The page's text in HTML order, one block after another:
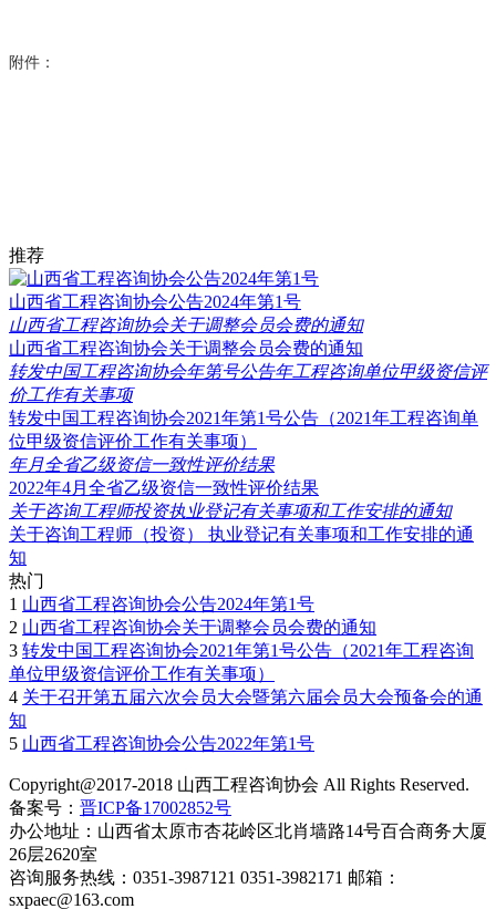
附件：
推荐
山西省工程咨询协会公告2024年第1号
山西省工程咨询协会关于调整会员会费的通知
山西省工程咨询协会关于调整会员会费的通知
转发中国工程咨询协会年第号公告年工程咨询单位甲级资信评
价工作有关事项
转发中国工程咨询协会2021年第1号公告（2021年工程咨询单
位甲级资信评价工作有关事项）
年月全省乙级资信一致性评价结果
2022年4月全省乙级资信一致性评价结果
关于咨询工程师投资执业登记有关事项和工作安排的通知
关于咨询工程师（投资） 执业登记有关事项和工作安排的通
知
热门
1 山西省工程咨询协会公告2024年第1号
2 山西省工程咨询协会关于调整会员会费的通知
3 转发中国工程咨询协会2021年第1号公告（2021年工程咨询
单位甲级资信评价工作有关事项）
4 关于召开第五届六次会员大会暨第六届会员大会预备会的通
知
5 山西省工程咨询协会公告2022年第1号
Copyright@2017-2018 山西工程咨询协会 All Rights Reserved.
备案号： 晋ICP备17002852号
办公地址：山西省太原市杏花岭区北肖墙路14号百合商务大厦
26层2620室
咨询服务热线：0351-3987121 0351-3982171 邮箱：
sxpaec@163.com